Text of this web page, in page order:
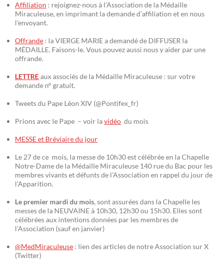
Affiliation : rejoignez-nous à l’Association de la Médaille
Miraculeuse, en imprimant la demande d’affiliation et en nous
l’envoyant.
Offrande : la VIERGE MARIE a demandé de DIFFUSER la
MÉDAILLE. Faisons-le. Vous pouvez aussi nous y aider par une
offrande.
LETTREaux associés de la Médaille Miraculeuse : sur votre
demande n° gratuit.
Tweets du Pape Léon XIV (@Pontifex_fr)
Prions avec le Pape – voir lavidéo du mois
MESSE et Bréviaire du jour
Le 27 de ce mois, la messe de 10h30 est célébrée en la Chapelle
Notre-Dame de la Médaille Miraculeuse 140 rue du Bac pour les
membres vivants et défunts de l’Association en rappel du jour de
l’Apparition.
Le premier mardi du mois, sont assurées dans la Chapelle les
messes de la NEUVAINE à 10h30, 12h30 ou 15h30. Elles sont
célébrées aux intentions données par les membres de
l’Association (sauf en janvier)
@MedMiraculeuse : lien des articles de notre Association sur X
(Twitter)